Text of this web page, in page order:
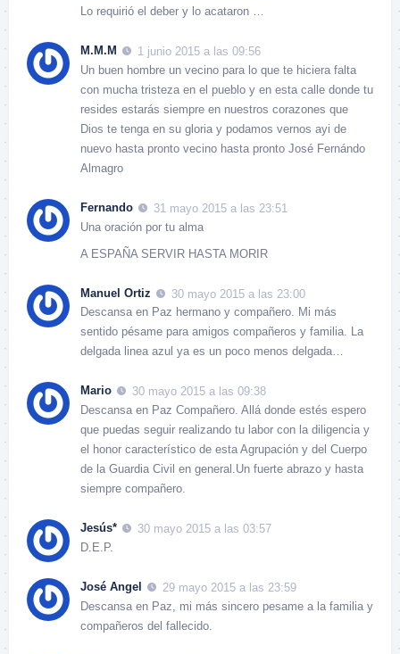
Lo requirió el deber y lo acataron …
M.M.M
1 junio 2015 a las 09:56
Un buen hombre un vecino para lo que te hiciera falta
con mucha tristeza en el pueblo y en esta calle donde tu
resides estarás siempre en nuestros corazones que
Dios te tenga en su gloria y podamos vernos ayi de
nuevo hasta pronto vecino hasta pronto José Fernándo
Almagro
Fernando
31 mayo 2015 a las 23:51
Una oración por tu alma
A ESPAÑA SERVIR HASTA MORIR
Manuel Ortiz
30 mayo 2015 a las 23:00
Descansa en Paz hermano y compañero. Mi más
sentido pésame para amigos compañeros y familia. La
delgada linea azul ya es un poco menos delgada…
Mario
30 mayo 2015 a las 09:38
Descansa en Paz Compañero. Allá donde estés espero
que puedas seguir realizando tu labor con la diligencia y
el honor característico de esta Agrupación y del Cuerpo
de la Guardia Civil en general.Un fuerte abrazo y hasta
siempre compañero.
Jesús*
30 mayo 2015 a las 03:57
D.E.P.
José Angel
29 mayo 2015 a las 23:59
Descansa en Paz, mi más sincero pesame a la familia y
compañeros del fallecido.